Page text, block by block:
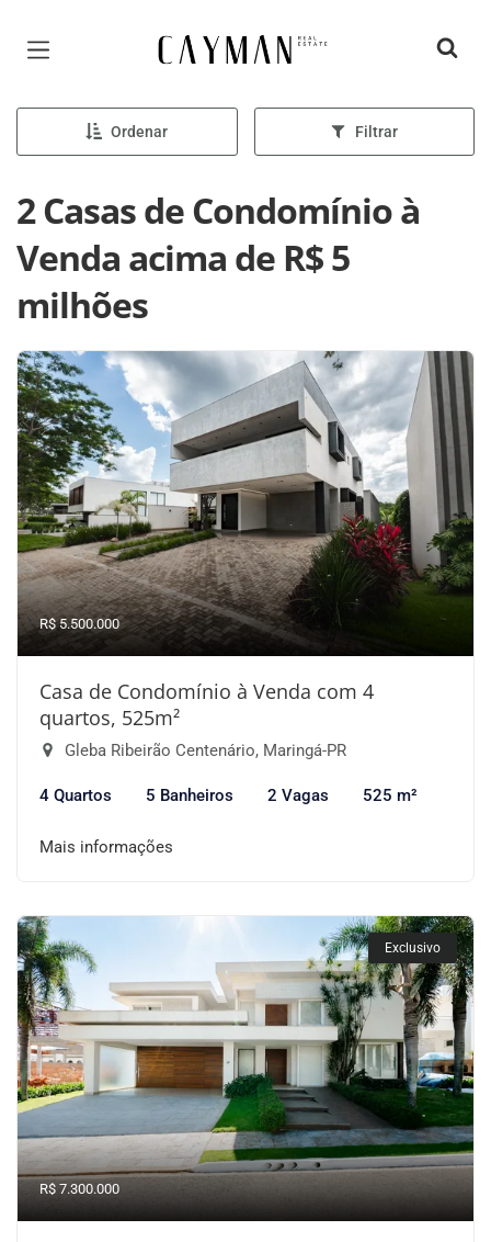
Página inicial
Ordenar Filtrar
2 Casas de Condomínio à
Venda acima de R$ 5
milhões
R$ 5.500.000
Casa de Condomínio à Venda com 4
quartos, 525m²
Gleba Ribeirão Centenário, Maringá-PR
4 Quartos 5 Banheiros 2 Vagas 525 m²
Mais informações
Exclusivo
R$ 7.300.000